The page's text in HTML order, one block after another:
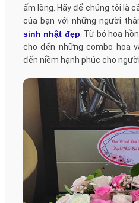
ấm lòng. Hãy để chúng tôi là
của bạn với những người
sinh nhật đẹp . Từ bó hoa
cho đến những combo hoa
đến niềm hạnh phúc cho